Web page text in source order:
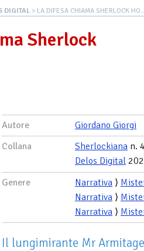
DIGITAL > LA DIFESA CHIAMA SHERLOCK
Sherlock
Autore
Giordano Giorgi
Collana
Sherlockiana n.
Delos Digital
Genere
Narrativa ⟩
Narrativa ⟩
Narrativa ⟩
Il lungimirante Mr